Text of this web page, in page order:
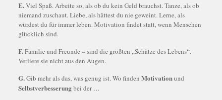
E.Viel Spaß. Arbeite so, als ob du kein Geld brauchst. Tanze, als ob
niemand zuschaut. Liebe, als hättest du nie geweint. Lerne, als
würdest du für immer leben. Motivation findet statt, wenn Menschen
glücklich sind.
F.Familie und Freunde – sind die größten „Schätze des Lebens“.
Verliere sie nicht aus den Augen.
G.Gib mehr als das, was genug ist. Wo finden Motivationund
Selbstverbesserungbei der …